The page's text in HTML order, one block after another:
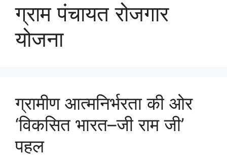
ग्राम पंचायत रोजगार
योजना
ग्रामीण आत्मनिर्भरता की ओर
‘विकसित भारत–जी राम जी’
पहल